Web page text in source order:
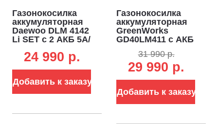
Газонокосилка
аккумуляторная
Daewoo DLM 4142
Li SET с 2 АКБ 5А/
2х21В, 40 см, 50 л,
мульчирование,
24 990 p.
Добавить к заказу
Газонокосилка
аккумуляторная
GreenWorks
GD40LM411 с АКБ
BL 40В, 41 см,
пластик,
мульчирование,
60 л, 16.5 кг)
31 990 р.
29 990 р.
Добавить к заказу